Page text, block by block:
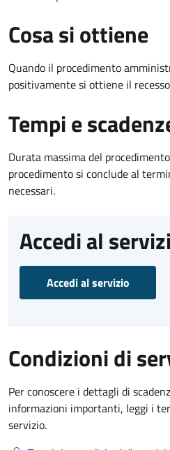
Cosa si ottiene
Quando il procedimento
positivamente si ottiene il
Tempi e
Durata massima del
procedimento si conclude al
necessari.
Accedi al
Accedi al servizio
Condizioni di
Per conoscere i dettagli di
informazioni importanti, leggi i
servizio.